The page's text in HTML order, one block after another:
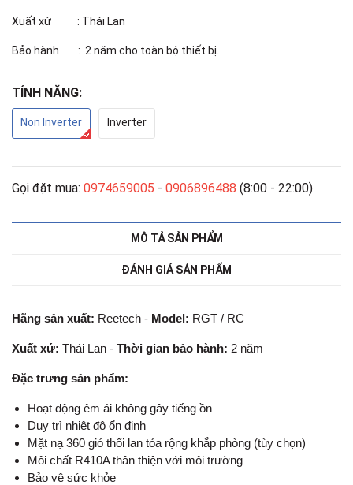
Xuất xứ : Thái Lan
Bảo hành : 2 năm cho toàn bộ thiết bị.
TÍNH NĂNG:
Non Inverter Inverter
Gọi đặt mua: 0974659005 - 0906896488 (8:00 - 22:00)
MÔ TẢ SẢN PHẨM
ĐÁNH GIÁ SẢN PHẨM
Hãng sản xuất: Reetech - Model: RGT / RC
Xuất xứ: Thái Lan - Thời gian bảo hành: 2 năm
Đặc trưng sản phẩm:
Hoạt động êm ái không gây tiếng ồn
Duy trì nhiệt độ ổn định
Mặt nạ 360 gió thổi lan tỏa rộng khắp phòng (tùy chọn)
Môi chất R410A thân thiện với môi trường
Bảo vệ sức khỏe